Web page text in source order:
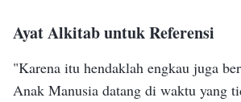
Ayat Alkitab untuk Referensi
"Karena itu hendaklah engkau juga
Anak Manusia datang di waktu yang